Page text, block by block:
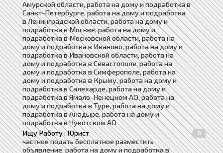
Амурской области, работа на дому и подработка в
Санкт-Петербурге, работа на дому и подработка
в Ленинградской области, работа на дому и
подработка в Москве, работа на дому и
подработка в Московской области, работа на
дому и подработка в Иваново, работа на дому и
подработка в Ивановской области, работа на
дому и подработка в Севастополе, работа на
дому и подработка в Симферополе, работа на
дому и подработка в Крыму, работа на дому и
подработка в Салехарде, работа на дому и
подработка в Ямало-Ненецком АО, работа на
дому и подработка в Туре, работа на дому и
подработка в Анадыре, работа на дому и
подработка в Чукотском АО
Ищу Работу : Юрист
0
частное подать бесплатное разместить
объявление, работа на дому и подработка в